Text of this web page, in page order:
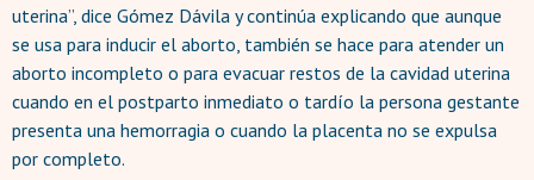
uterina”, dice Gómez Dávila y continúa explicando que aunque
se usa para inducir el aborto, también se hace para atender un
aborto incompleto o para evacuar restos de la cavidad uterina
cuando en el postparto inmediato o tardío la persona gestante
presenta una hemorragia o cuando la placenta no se expulsa
por completo.